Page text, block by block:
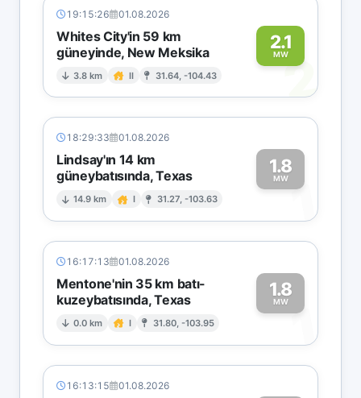
19:15:26 01.08.2026
Whites City'in 59 km
güneyinde, New Meksika
3.8 km II 31.64, -104.43
2.1
MW2
18:29:33 01.08.2026
Lindsay'ın 14 km
güneybatısında, Texas
14.9 km I 31.27, -103.63
1.8
MW1
16:17:13 01.08.2026
Mentone'nin 35 km batı-
kuzeybatısında, Texas
0.0 km I 31.80, -103.95
1.8
MW1
16:13:15 01.08.2026